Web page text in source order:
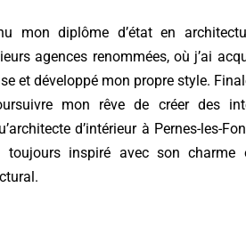
mon diplôme d’état en
agences renommées, où j’ai
et développé mon propre style.
mon rêve de créer des
d’intérieur à Pernes-les-
toujours inspiré avec son charme